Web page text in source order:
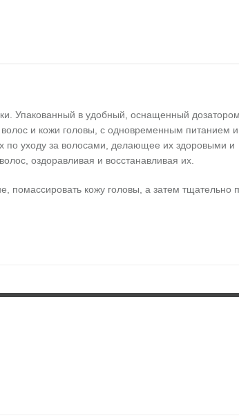
Упакованный в удобный, оснащенный
и кожи головы, с одновременным питанием
по уходу за волосами, делающее их здоровыми и
оздоравливая и восстанавливая их.
помассировать кожу головы, а затем тщательно